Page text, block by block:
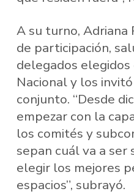
A su turno, Adriana
de participación,
delegados
Nacional y los
conjunto. “Desde
empezar con la
los comités y
sepan cuál va a ser
elegir los mejores
espacios”, subrayó.